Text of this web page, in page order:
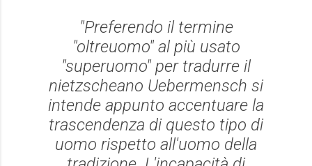
"Preferendo il termine
"oltreuomo" al più usato
"superuomo" per tradurre il
nietzscheano Uebermensch si
intende appunto accentuare la
trascendenza di questo tipo di
uomo rispetto all'uomo della